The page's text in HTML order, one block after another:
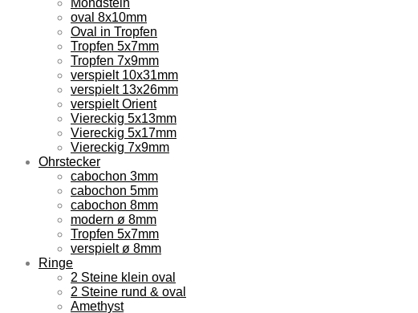
oval 8x10mm
Oval in Tropfen
Tropfen 5x7mm
Tropfen 7x9mm
verspielt 10x31mm
verspielt 13x26mm
verspielt Orient
Viereckig 5x13mm
Viereckig 5x17mm
Viereckig 7x9mm
Ohrstecker
cabochon 3mm
cabochon 5mm
cabochon 8mm
modern ø 8mm
Tropfen 5x7mm
verspielt ø 8mm
Ringe
2 Steine klein oval
2 Steine rund & oval
Amethyst